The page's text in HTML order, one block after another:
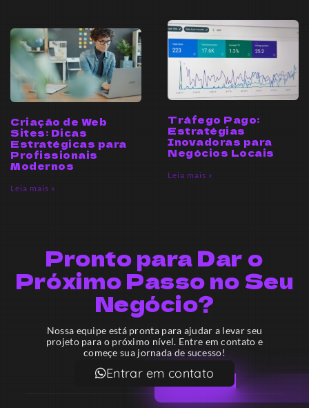
Criação de Web
Sites: Dicas
Estratégicas para
Profissionais
Modernos
Leia mais »
Tráfego Pago:
Estratégias
Inovadoras para
Negócios Locais
Leia mais »
Pronto para Dar o
Próximo Passo no Seu
Negócio?
Nossa equipe está pronta para ajudar a levar seu
projeto para o próximo nível. Entre em contato e
começe sua jornada de sucesso!
Entrar em contato